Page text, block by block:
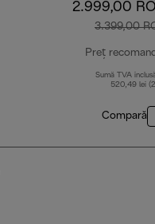
2.999,00
3.399,00
Preț
Sumă TVA
520,49 lei
Compară